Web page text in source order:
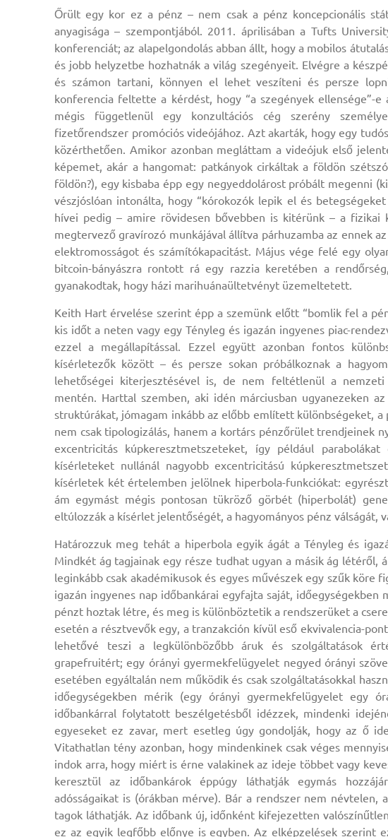
Őrült egy kor ez a pénz – nem csak a pénz koncepcionális
anyagisága – szempontjából. 2011. áprilisában a Tufts
konferenciát; az alapelgondolás abban állt, hogy a mobilos
és jobb helyzetbe hozhatnák a világ szegényeit. Elvégre a
és számon tartani, könnyen el lehet veszíteni és persze
konferencia feltette a kérdést, hogy “a szegények ellensége”-
mégis függetlenül egy konzultációs cég szerény
fizetőrendszer promóciós videójához. Azt akarták, hogy egy
közérthetően. Amikor azonban megláttam a videójuk első
képemet, akár a hangomat: patkányok cirkáltak a földön
földön?), egy kisbaba épp egy negyeddolárost próbált megenni
vészjóslóan intonálta, hogy “kórokozók lepik el és
hívei pedig – amire rövidesen bővebben is kitérünk – a fizikai
megtervező gravírozó munkájával állítva párhuzamba az ennek
elektromosságot és számítókapacitást. Május vége felé egy
bitcoin-bányászra rontott rá egy razzia keretében a
gyanakodtak, hogy házi marihuánaültetvényt üzemeltetett.
Keith Hart érvelése szerint épp a szemünk előtt “bomlik fel a
kis időt a neten vagy egy Tényleg és igazán ingyenes piac-
ezzel a megállapítással. Ezzel együtt azonban fontos
kísérletezők között – és persze sokan próbálkoznak a
lehetőségei kiterjesztésével is, de nem feltétlenül a
mentén. Harttal szemben, aki idén márciusban ugyanezeken
struktúrákat, jómagam inkább az előbb említett különbségeket,
nem csak tipologizálás, hanem a kortárs pénzőrület trendjeinek
excentricitás kúpkeresztmetszeteket, így például
kísérleteket nullánál nagyobb excentricitású
kísérletek két értelemben jelölnek hiperbola-funkciókat:
ám egymást mégis pontosan tükröző görbét (hiperbolát)
eltúlozzák a kísérlet jelentőségét, a hagyományos pénz válságát,
Határozzuk meg tehát a hiperbola egyik ágát a Tényleg és
Mindkét ág tagjainak egy része tudhat ugyan a másik ág létéről,
leginkább csak akadémikusok és egyes művészek egy szűk
igazán ingyenes nap időbankárai egyfajta saját, időegységekben
pénzt hoztak létre, és meg is különböztetik a rendszerüket a
esetén a résztvevők egy, a tranzakción kívül eső ekvivalencia-
lehetővé teszi a legkülönbözőbb áruk és szolgáltatások
grapefruitért; egy órányi gyermekfelügyelet negyed órányi
esetében egyáltalán nem működik és csak szolgáltatásokkal
időegységekben mérik (egy órányi gyermekfelügyelet egy
időbankárral folytatott beszélgetésből idézzek, mindenki
egyeseket ez zavar, mert esetleg úgy gondolják, hogy az ő
Vitathatlan tény azonban, hogy mindenkinek csak véges
indok arra, hogy miért is érne valakinek az ideje többet vagy
keresztül az időbankárok éppúgy láthatják egymás
adósságaikat is (órákban mérve). Bár a rendszer nem
tagok láthatják. Az időbank új, időnként kifejezetten
ez az egyik legfőbb előnye is egyben. Az elképzelések szerint